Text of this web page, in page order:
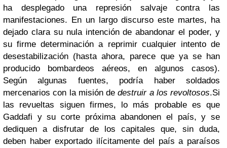
ha desplegado una represión salvaje contra las
manifestaciones. En un largo discurso este martes, ha
dejado clara su nula intención de abandonar el poder, y
su firme determinación a reprimir cualquier intento de
desestabilización (hasta ahora, parece que ya se han
producido bombardeos aéreos, en algunos casos).
Según algunas fuentes, podría haber soldados
mercenarios con la misión dedestruir a los revoltosos.Si
las revueltas siguen firmes, lo más probable es que
Gaddafi y su corte próxima abandonen el país, y se
dediquen a disfrutar de los capitales que, sin duda,
deben haber exportado ilícitamente del país a paraísos